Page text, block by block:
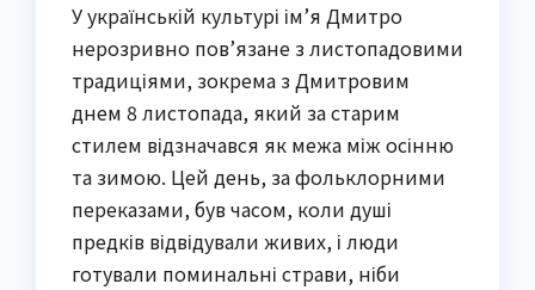
У українській культурі ім’я Дмитро
нерозривно пов’язане з листопадовими
традиціями, зокрема з Дмитровим
днем 8 листопада, який за старим
стилем відзначався як межа між осінню
та зимою. Цей день, за фольклорними
переказами, був часом, коли душі
предків відвідували живих, і люди
готували поминальні страви, ніби